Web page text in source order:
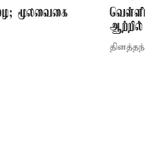
மூலவைகை
ஆற்றில்